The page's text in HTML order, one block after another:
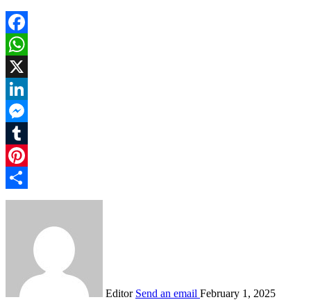
Facebook
WhatsApp
X
LinkedIn
Messenger
Tumblr
Pinterest
Share
Editor Send an email February 1, 2025